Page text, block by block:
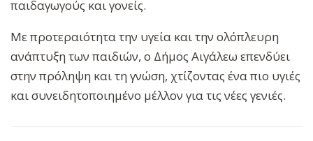
παιδαγωγούς και γονείς.
Με προτεραιότητα την υγεία και την ολόπλευρη
ανάπτυξη των παιδιών, ο Δήμος Αιγάλεω επενδύει
στην πρόληψη και τη γνώση, χτίζοντας ένα πιο υγιές
και συνειδητοποιημένο μέλλον για τις νέες γενιές.